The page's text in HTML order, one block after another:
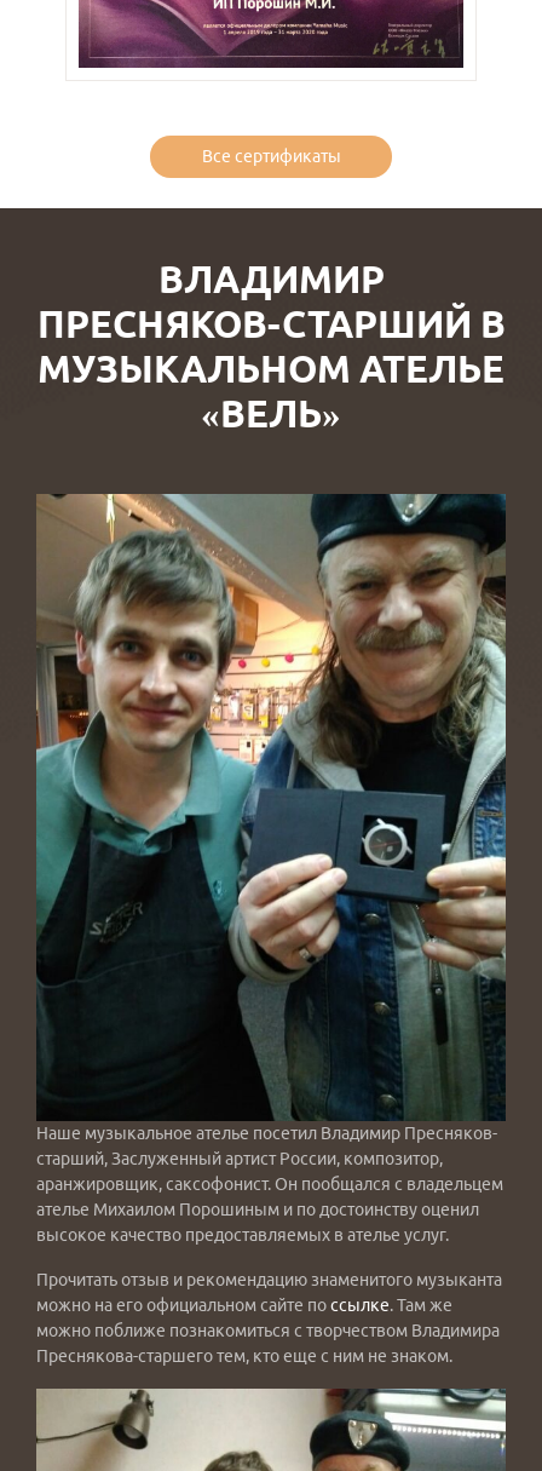
Все сертификаты
ВЛАДИМИР
ПРЕСНЯКОВ-СТАРШИЙ В
МУЗЫКАЛЬНОМ АТЕЛЬЕ
«ВЕЛЬ»
Наше музыкальное ателье посетил Владимир Пресняков-
старший, Заслуженный артист России, композитор,
аранжировщик, саксофонист. Он пообщался с владельцем
ателье Михаилом Порошиным и по достоинству оценил
высокое качество предоставляемых в ателье услуг.
Прочитать отзыв и рекомендацию знаменитого музыканта
можно на его официальном сайте поссылке. Там же
можно поближе познакомиться с творчеством Владимира
Преснякова-старшего тем, кто еще с ним не знаком.